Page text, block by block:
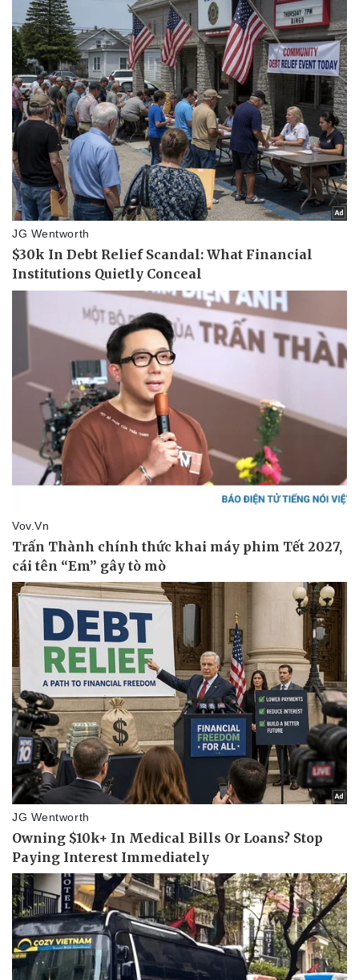
Pháp luật
Vụ án
Tin nóng
Tư vấn luật
Quân sự - Quốc phòng
Vũ khí
Việt Nam
Phân tích